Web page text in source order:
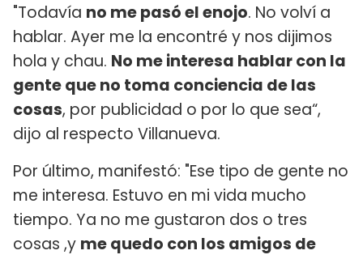
"Todavía no me pasó el enojo. No volví a
hablar. Ayer me la encontré y nos dijimos
hola y chau. No me interesa hablar con la
gente que no toma conciencia de las
cosas, por publicidad o por lo que sea“,
dijo al respecto Villanueva.
Por último, manifestó: "Ese tipo de gente no
me interesa. Estuvo en mi vida mucho
tiempo. Ya no me gustaron dos o tres
cosas ,y me quedo con los amigos de